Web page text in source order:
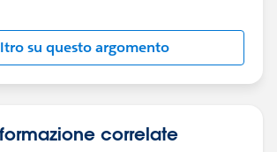
su questo argomento
correlate